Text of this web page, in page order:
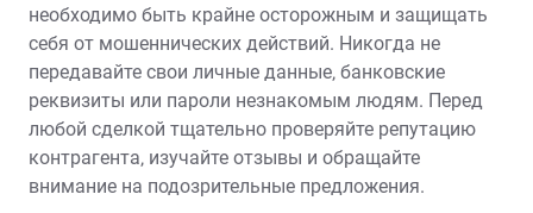
необходимо быть крайне осторожным и защищать
себя от мошеннических действий. Никогда не
передавайте свои личные данные‚ банковские
реквизиты или пароли незнакомым людям. Перед
любой сделкой тщательно проверяйте репутацию
контрагента‚ изучайте отзывы и обращайте
внимание на подозрительные предложения.